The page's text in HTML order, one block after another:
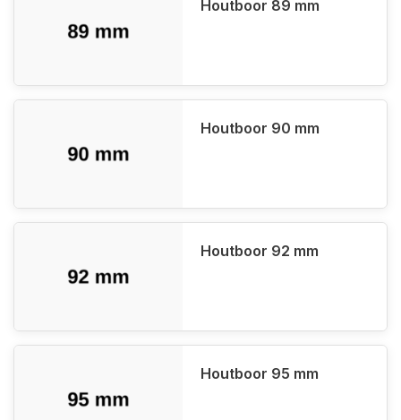
Houtboor 89 mm
Houtboor 90 mm
Houtboor 92 mm
Houtboor 95 mm